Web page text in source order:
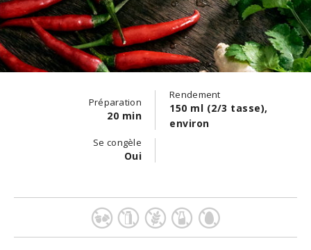
Préparation
20 min
Rendement
150 ml (2/3 tasse),
environ
Se congèle
Oui